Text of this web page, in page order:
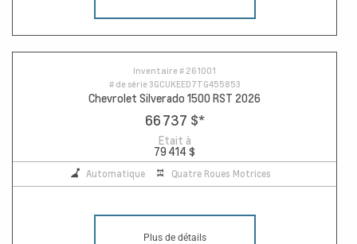
Inventaire # 261001
# de série3GCUKEED7TG455853
Chevrolet Silverado 1500 RST 2026
66 737 $*
Etait à
79 414 $
Automatique Quatre Roues Motrices
Plus de détails